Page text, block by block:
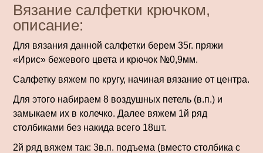
Вязание салфетки крючком,
описание:
Для вязания данной салфетки берем 35г. пряжи
«Ирис» бежевого цвета и крючок №0,9мм.
Салфетку вяжем по кругу, начиная вязание от центра.
Для этого набираем 8 воздушных петель (в.п.) и
замыкаем их в колечко. Далее вяжем 1й ряд
столбиками без накида всего 18шт.
2й ряд вяжем так: 3в.п. подъема (вместо столбика с